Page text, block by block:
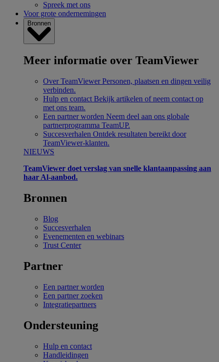
Spreek met ons
Voor grote ondernemingen
Bronnen
Meer informatie over TeamViewer
Over TeamViewer Personen, plaatsen en dingen veilig
verbinden.
Hulp en contact Bekijk artikelen of neem contact op
met ons team.
Een partner worden Neem deel aan ons globale
partnerprogramma TeamUP.
Succesverhalen Ontdek resultaten bereikt door
TeamViewer-klanten.
NIEUWS
TeamViewer doet verslag van snelle klantaanpassing aan
haar Al-aanbod.
Bronnen
Blog
Succesverhalen
Evenementen en webinars
Trust Center
Partner
Een partner worden
Een partner zoeken
Integratiepartners
Ondersteuning
Hulp en contact
Handleidingen